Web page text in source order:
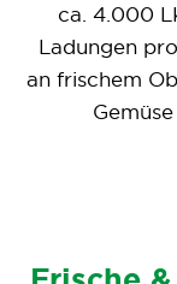
ca. 4.000
Ladungen
an frischem
Gemüse